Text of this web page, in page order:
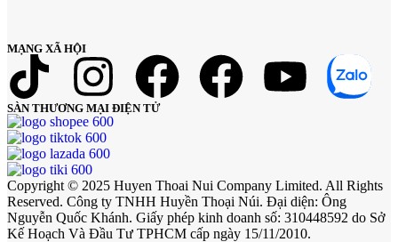
MẠNG XÃ HỘI
SÀN THƯƠNG MẠI ĐIỆN TỬ
Copyright © 2025 Huyen Thoai Nui Company Limited. All Rights
Reserved. Công ty TNHH Huyền Thoại Núi. Đại diện: Ông
Nguyễn Quốc Khánh. Giấy phép kinh doanh số: 310448592 do Sở
Kế Hoạch Và Đầu Tư TPHCM cấp ngày 15/11/2010.